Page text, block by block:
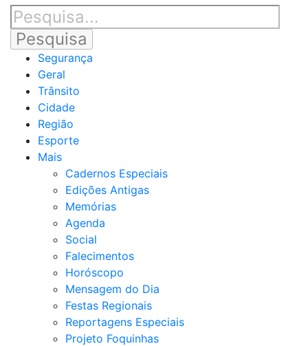
Segurança
Geral
Trânsito
Cidade
Região
Esporte
Mais
Cadernos Especiais
Edições Antigas
Memórias
Agenda
Social
Falecimentos
Horóscopo
Mensagem do Dia
Festas Regionais
Reportagens Especiais
Projeto Foquinhas